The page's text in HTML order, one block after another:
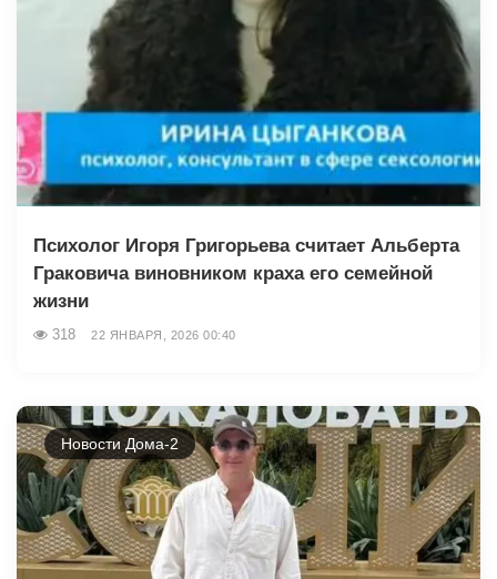
Психолог Игоря Григорьева считает Альберта
Граковича виновником краха его семейной
жизни
318 22 ЯНВАРЯ, 2026 00:40
Новости Дома-2